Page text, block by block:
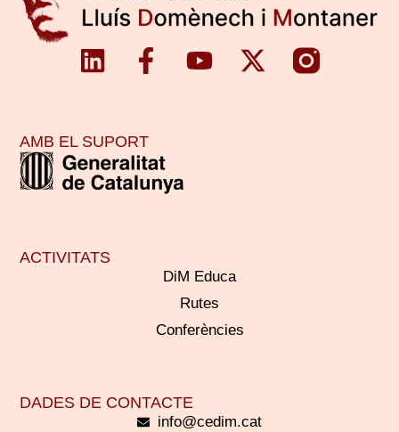
DADES DE CONTACTE
info@cedim.cat
ACTIVITATS
DiM Educa
Rutes
Conferències
AMB EL SUPORT